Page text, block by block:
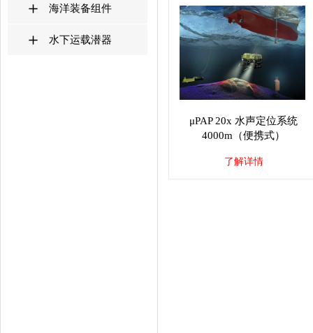
μPAP 20x 水声定位系统
4000m（便携式）
了解详情
海洋装备组件
水下运载潜器